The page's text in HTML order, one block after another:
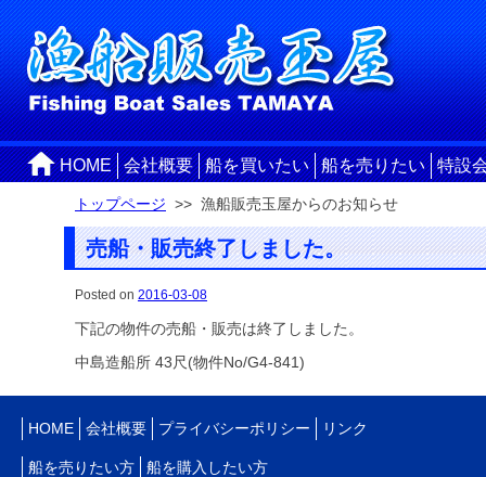
HOME 会社概要 船を買いたい 船を売りたい 特設
トップページ >> 漁船販売玉屋からのお知らせ
売船・販売終了しました。
Posted on 2016-03-08
下記の物件の売船・販売は終了しました。
中島造船所 43尺(物件No/G4-841)
HOME 会社概要 プライバシーポリシー リンク
船を売りたい方 船を購入したい方